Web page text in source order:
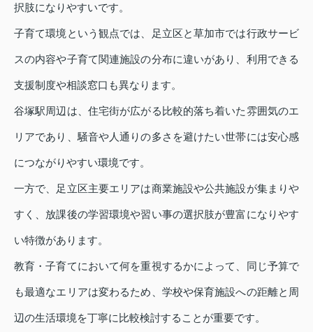
択肢になりやすいです。
子育て環境という観点では、足立区と草加市では行政サービ
スの内容や子育て関連施設の分布に違いがあり、利用できる
支援制度や相談窓口も異なります。
谷塚駅周辺は、住宅街が広がる比較的落ち着いた雰囲気のエ
リアであり、騒音や人通りの多さを避けたい世帯には安心感
につながりやすい環境です。
一方で、足立区主要エリアは商業施設や公共施設が集まりや
すく、放課後の学習環境や習い事の選択肢が豊富になりやす
い特徴があります。
教育・子育てにおいて何を重視するかによって、同じ予算で
も最適なエリアは変わるため、学校や保育施設への距離と周
辺の生活環境を丁寧に比較検討することが重要です。